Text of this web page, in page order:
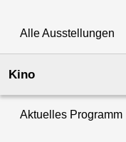
Alle Ausstellungen
Kino
Aktuelles Programm